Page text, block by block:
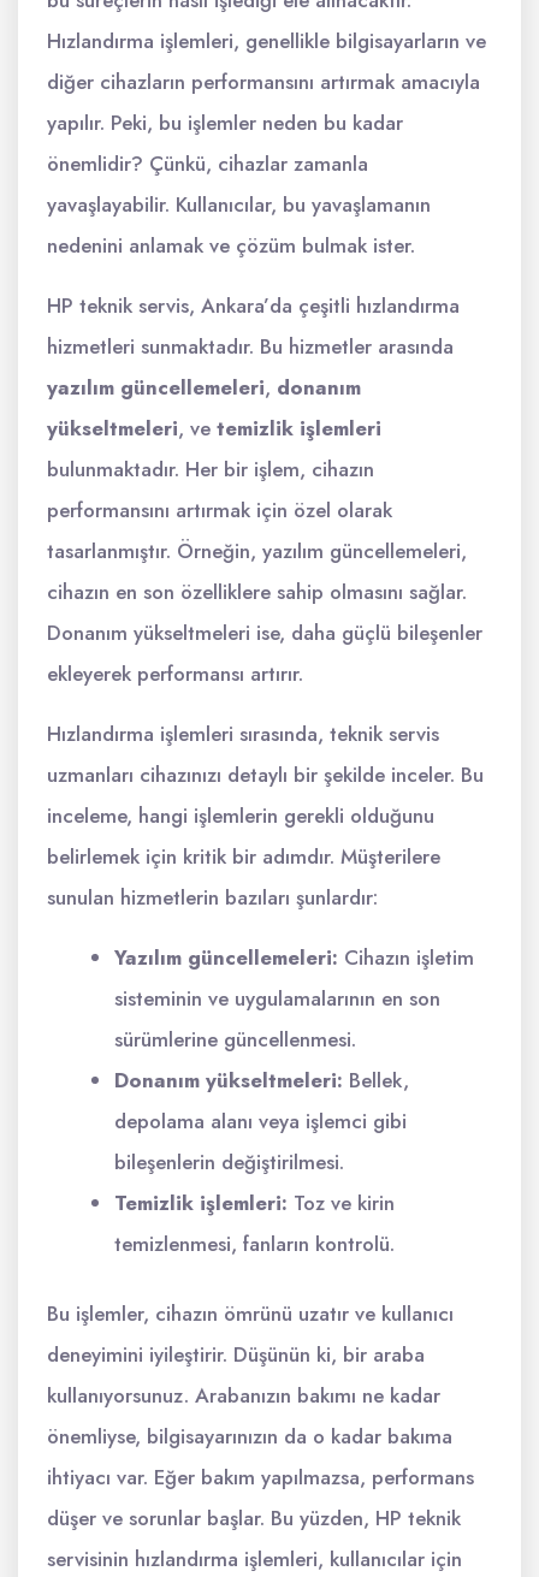
Hızlandırma işlemleri, genellikle bilgisayarların ve
diğer cihazların performansını artırmak amacıyla
yapılır. Peki, bu işlemler neden bu kadar
önemlidir? Çünkü, cihazlar zamanla
yavaşlayabilir. Kullanıcılar, bu yavaşlamanın
nedenini anlamak ve çözüm bulmak ister.
HP teknik servis, Ankara’da çeşitli hızlandırma
hizmetleri sunmaktadır. Bu hizmetler arasında
yazılım güncellemeleri, donanım
yükseltmeleri, ve temizlik işlemleri
bulunmaktadır. Her bir işlem, cihazın
performansını artırmak için özel olarak
tasarlanmıştır. Örneğin, yazılım güncellemeleri,
cihazın en son özelliklere sahip olmasını sağlar.
Donanım yükseltmeleri ise, daha güçlü bileşenler
ekleyerek performansı artırır.
Hızlandırma işlemleri sırasında, teknik servis
uzmanları cihazınızı detaylı bir şekilde inceler. Bu
inceleme, hangi işlemlerin gerekli olduğunu
belirlemek için kritik bir adımdır. Müşterilere
sunulan hizmetlerin bazıları şunlardır:
Yazılım güncellemeleri: Cihazın işletim
sisteminin ve uygulamalarının en son
sürümlerine güncellenmesi.
Donanım yükseltmeleri: Bellek,
depolama alanı veya işlemci gibi
bileşenlerin değiştirilmesi.
Temizlik işlemleri: Toz ve kirin
temizlenmesi, fanların kontrolü.
Bu işlemler, cihazın ömrünü uzatır ve kullanıcı
deneyimini iyileştirir. Düşünün ki, bir araba
kullanıyorsunuz. Arabanızın bakımı ne kadar
önemliyse, bilgisayarınızın da o kadar bakıma
ihtiyacı var. Eğer bakım yapılmazsa, performans
düşer ve sorunlar başlar. Bu yüzden, HP teknik
servisinin hızlandırma işlemleri, kullanıcılar için